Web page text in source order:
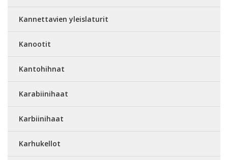
Kannettavien yleislaturit
Kanootit
Kantohihnat
Karabiinihaat
Karbiinihaat
Karhukellot